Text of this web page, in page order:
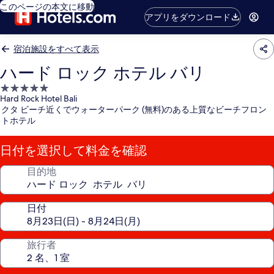
このページの本文に移動
アプリをダウンロード
宿泊施設をすべて表示
ハード ロック ホテル バリ
5.0
つ
星
宿
泊
施
設
Hard Rock Hotel Bali
クタ ビーチ近くでウォーターパーク (無料)のある上質なビーチフロン
トホテル
日付を選択して料金を確認
目的地
日付
旅行者